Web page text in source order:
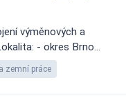
výměnových a
- okres Brno...
zemní práce